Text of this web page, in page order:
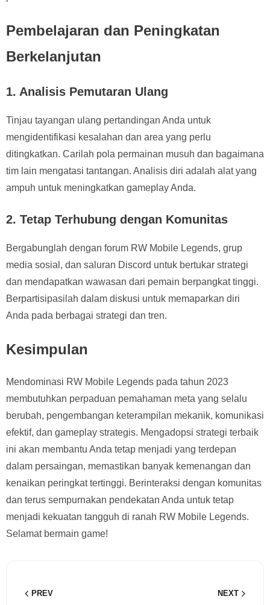
Pembelajaran dan Peningkatan
Berkelanjutan
1. Analisis Pemutaran Ulang
Tinjau tayangan ulang pertandingan Anda untuk
mengidentifikasi kesalahan dan area yang perlu
ditingkatkan. Carilah pola permainan musuh dan bagaimana
tim lain mengatasi tantangan. Analisis diri adalah alat yang
ampuh untuk meningkatkan gameplay Anda.
2. Tetap Terhubung dengan Komunitas
Bergabunglah dengan forum RW Mobile Legends, grup
media sosial, dan saluran Discord untuk bertukar strategi
dan mendapatkan wawasan dari pemain berpangkat tinggi.
Berpartisipasilah dalam diskusi untuk memaparkan diri
Anda pada berbagai strategi dan tren.
Kesimpulan
Mendominasi RW Mobile Legends pada tahun 2023
membutuhkan perpaduan pemahaman meta yang selalu
berubah, pengembangan keterampilan mekanik, komunikasi
efektif, dan gameplay strategis. Mengadopsi strategi terbaik
ini akan membantu Anda tetap menjadi yang terdepan
dalam persaingan, memastikan banyak kemenangan dan
kenaikan peringkat tertinggi. Berinteraksi dengan komunitas
dan terus sempurnakan pendekatan Anda untuk tetap
menjadi kekuatan tangguh di ranah RW Mobile Legends.
Selamat bermain game!
PREV NEXT